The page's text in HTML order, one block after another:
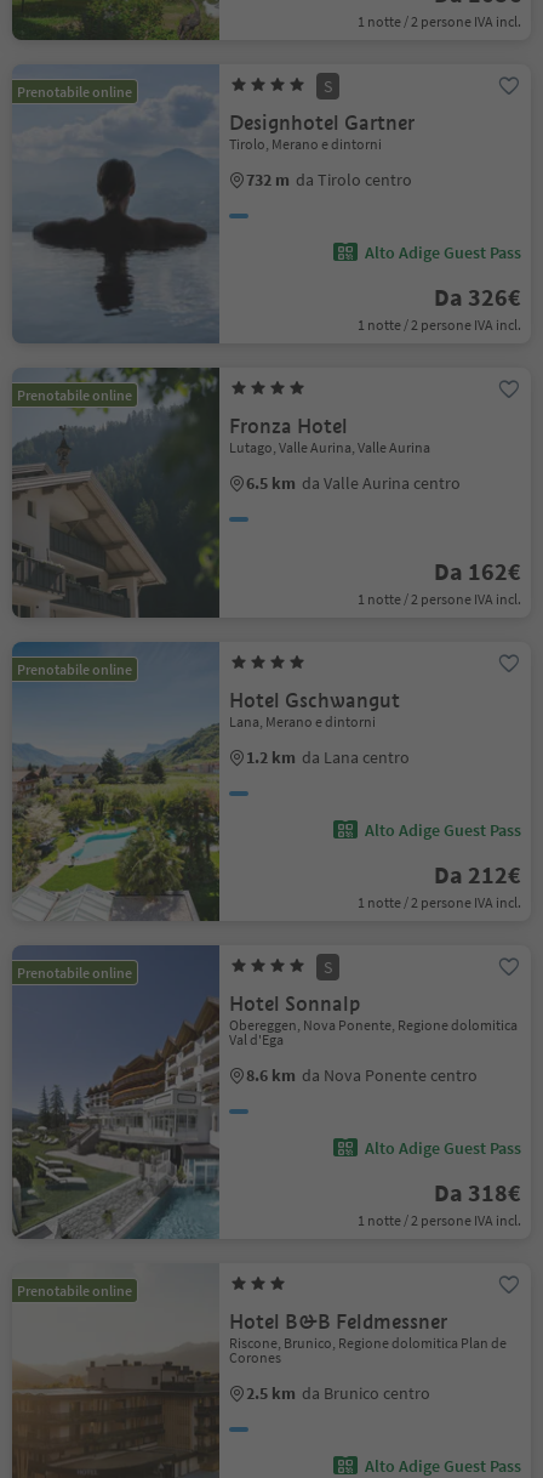
1 notte / 2 persone IVA incl.
Prenotabile online S
Designhotel Gartner
Tirolo, Merano e dintorni
732 m da Tirolo centro
Alto Adige Guest Pass
Da 326€
1 notte / 2 persone IVA incl.
Prenotabile online
Fronza Hotel
Lutago, Valle Aurina, Valle Aurina
6.5 km da Valle Aurina centro
Da 162€
1 notte / 2 persone IVA incl.
Prenotabile online
Hotel Gschwangut
Lana, Merano e dintorni
1.2 km da Lana centro
Alto Adige Guest Pass
Da 212€
1 notte / 2 persone IVA incl.
Prenotabile online S
Hotel Sonnalp
Obereggen, Nova Ponente, Regione dolomitica
Val d'Ega
8.6 km da Nova Ponente centro
Alto Adige Guest Pass
Da 318€
1 notte / 2 persone IVA incl.
Prenotabile online
Hotel B&B Feldmessner
Riscone, Brunico, Regione dolomitica Plan de
Corones
2.5 km da Brunico centro
Alto Adige Guest Pass